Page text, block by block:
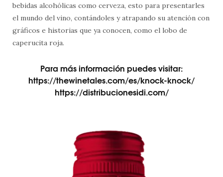
bebidas alcohólicas como cerveza, esto para presentarles
el mundo del vino, contándoles y atrapando su atención con
gráficos e historias que ya conocen, como el lobo de
caperucita roja.
Para más información puedes visitar:
https://thewinetales.com/es/knock-knock/
https://distribucionesidi.com/